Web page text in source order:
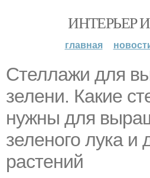
ИНТЕРЬЕР
главная
Стеллажи для
зелени. Какие
нужны для
зеленого лука и
растений